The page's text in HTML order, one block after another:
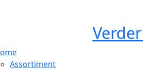
Assortiment